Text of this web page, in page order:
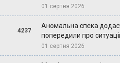
01 серпня 2026
4237
Аномальна спека
попередили про
01 серпня 2026